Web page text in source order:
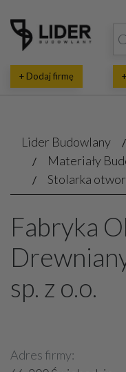
+ Dodaj firmę
Lider Budowlany
Materiały
Stolarka
Fabryka
sp. z o.o.
Adres firmy: